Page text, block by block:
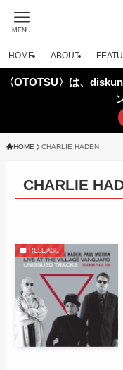
MENU
HOME ABOUT
〈OTOTSU〉は、
HOME CHARLIE HADEN
CHARLIE
RELEASE